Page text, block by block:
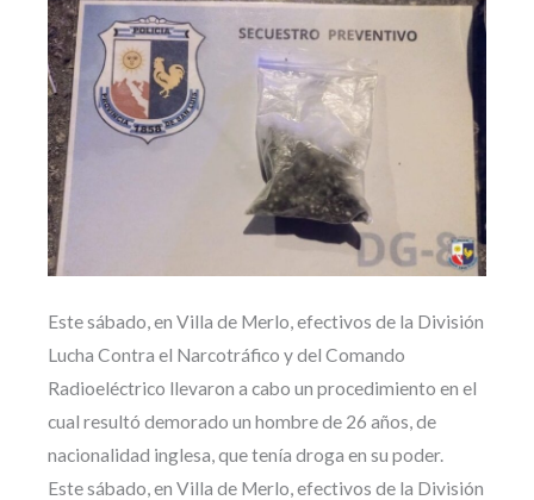
Este sábado, en Villa de Merlo, efectivos de la División
Lucha Contra el Narcotráfico y del Comando
Radioeléctrico llevaron a cabo un procedimiento en el
cual resultó demorado un hombre de 26 años, de
nacionalidad inglesa, que tenía droga en su poder.
Este sábado, en Villa de Merlo, efectivos de la División